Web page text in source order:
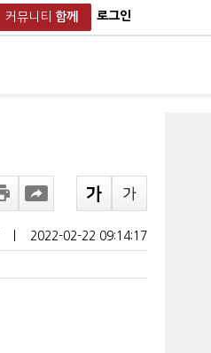
커뮤니티 함께 로그인
2022-02-22 09:14:17